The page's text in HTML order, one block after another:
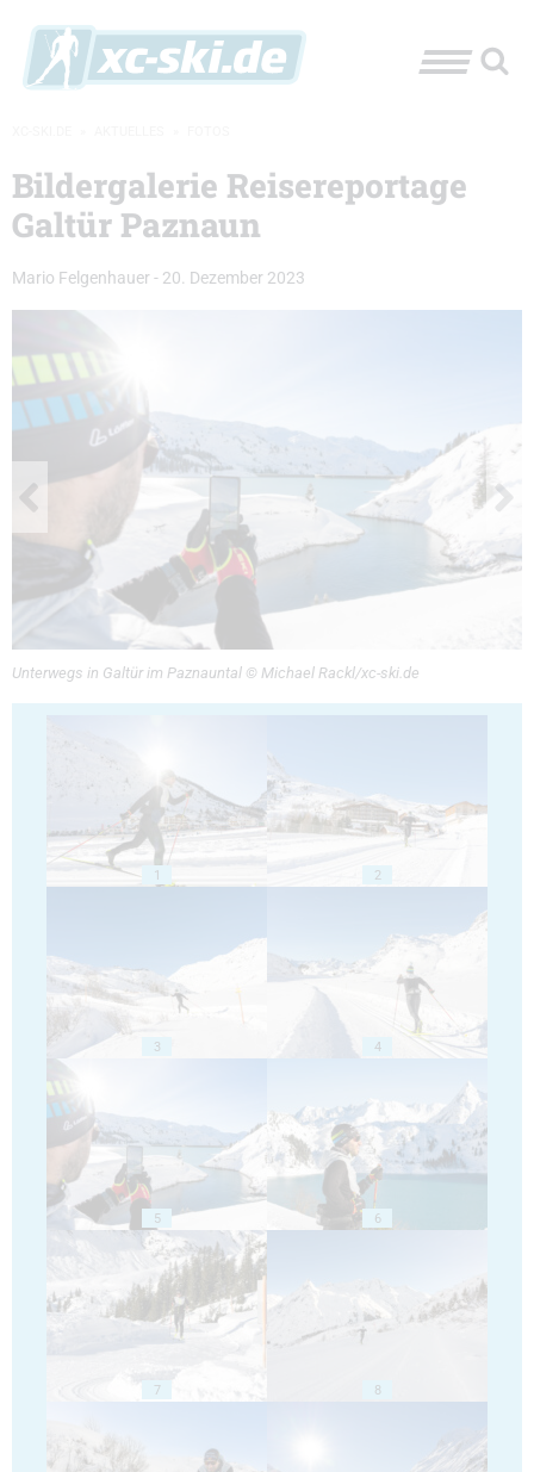
Bildergalerie Reisereportage
Galtür Paznaun
Mario Felgenhauer - 20. Dezember 2023
Unterwegs in Galtür im Paznauntal © Michael Rackl/xc-ski.de
1 2
3 4
5 6
7 8